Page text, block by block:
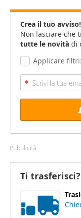
Crea il tuo avviso!
Non lasciare che
tutte le novità di
Applicare
Pubblicità
Ti trasferisci?